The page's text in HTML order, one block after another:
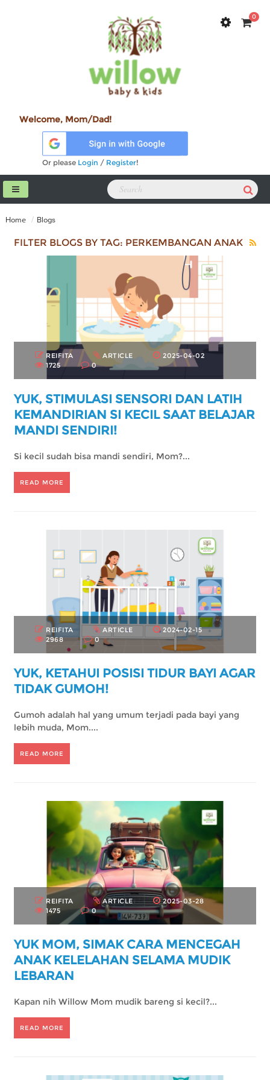
0
Welcome, Mom/Dad!
Or please Login / Register!
Home Blogs
FILTER BLOGS BY TAG: PERKEMBANGAN ANAK
REIFITA ARTICLE
2025-04-02
1725
0
YUK, STIMULASI SENSORI DAN LATIH
KEMANDIRIAN SI KECIL SAAT BELAJAR
MANDI SENDIRI!
Si kecil sudah bisa mandi sendiri, Mom?...
READ MORE
REIFITA ARTICLE
2024-02-15
2968
0
YUK, KETAHUI POSISI TIDUR BAYI AGAR
TIDAK GUMOH!
Gumoh adalah hal yang umum terjadi pada bayi yang
lebih muda, Mom....
READ MORE
REIFITA ARTICLE
2025-03-28
1475
0
YUK MOM, SIMAK CARA MENCEGAH
ANAK KELELAHAN SELAMA MUDIK
LEBARAN
Kapan nih Willow Mom mudik bareng si kecil?...
READ MORE